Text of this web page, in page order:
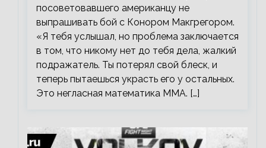
посоветовавшего американцу не
выпрашивать бой с Конором Макгрегором.
«Я тебя услышал, но проблема заключается
в том, что никому нет до тебя дела, жалкий
подражатель. Ты потерял свой блеск, и
теперь пытаешься украсть его у остальных.
Это негласная математика ММА. […]